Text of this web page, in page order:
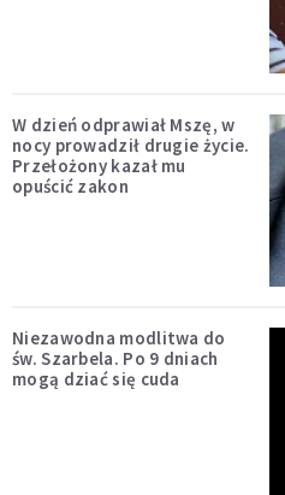
W dzień odprawiał Mszę, w
nocy prowadził drugie życie.
Przełożony kazał mu
opuścić zakon
Niezawodna modlitwa do
św. Szarbela. Po 9 dniach
mogą dziać się cuda